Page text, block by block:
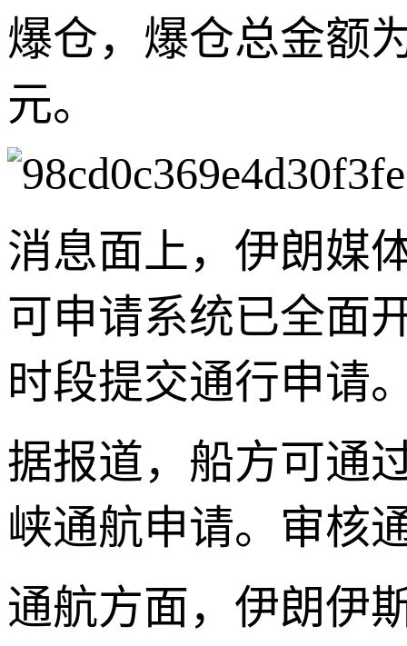
爆仓，爆仓总金额
元。
消息面上，伊朗媒
可申请系统已全面
时段提交通行申请
据报道，船方可通
峡通航申请。审核
通航方面，伊朗伊